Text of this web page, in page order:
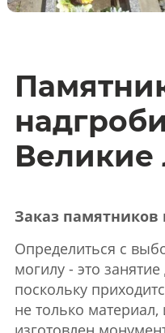
Великие
Заказ памятников
Определиться с
могилу - это
поскольку
не только материал,